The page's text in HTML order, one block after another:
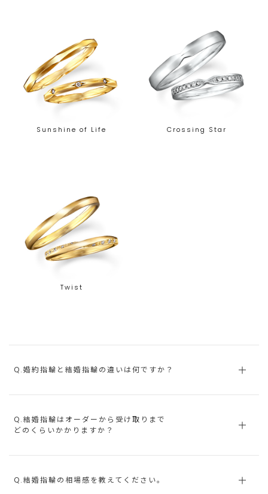
Sunshine of Life Crossing Star
Twist
Q.婚約指輪と結婚指輪の違いは何ですか？
Q.結婚指輪はオーダーから受け取りまで
どのくらいかかりますか？
Q.結婚指輪の相場感を教えてください。